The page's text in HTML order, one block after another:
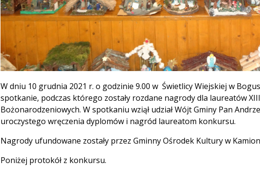
Treść
W dniu 10 grudnia 2021 r. o godzinie 9.00 w Świetlicy Wiejskiej w
spotkanie, podczas którego zostały rozdane nagrody dla laureatów
Bożonarodzeniowych. W spotkaniu wziął udział Wójt Gminy Pan
uroczystego wręczenia dyplomów i nagród laureatom konkursu.
Nagrody ufundowane zostały przez Gminny Ośrodek Kultury w
Poniżej protokół z konkursu.